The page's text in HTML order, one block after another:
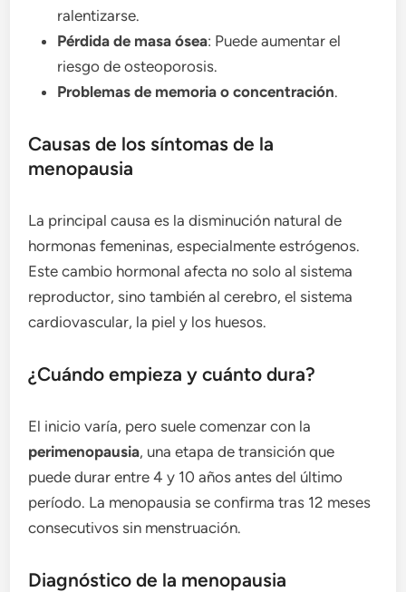
ralentizarse.
Pérdida de masa ósea: Puede aumentar el
riesgo de osteoporosis.
Problemas de memoria o concentración.
Causas de los síntomas de la
menopausia
La principal causa es la disminución natural de
hormonas femeninas, especialmente estrógenos.
Este cambio hormonal afecta no solo al sistema
reproductor, sino también al cerebro, el sistema
cardiovascular, la piel y los huesos.
¿Cuándo empieza y cuánto dura?
El inicio varía, pero suele comenzar con la
perimenopausia, una etapa de transición que
puede durar entre 4 y 10 años antes del último
período. La menopausia se confirma tras 12 meses
consecutivos sin menstruación.
Diagnóstico de la menopausia